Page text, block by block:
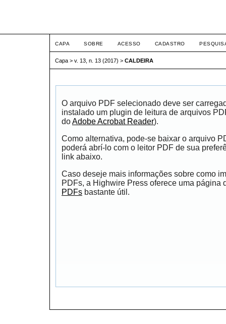
CAPA SOBRE ACESSO CADASTRO
Capa > v. 13, n. 13 (2017) > CALDEIRA
O arquivo PDF selecionado deve ser
instalado um plugin de leitura de arquivos
doAdobe Acrobat Reader).
Como alternativa, pode-se baixar o arquivo
poderá abrí-lo com o leitor PDF de sua
link abaixo.
Caso deseje mais informações sobre como
PDFs, a Highwire Press oferece uma página
PDFs bastante útil.